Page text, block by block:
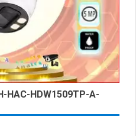
HAC-HDW1509TP-A-